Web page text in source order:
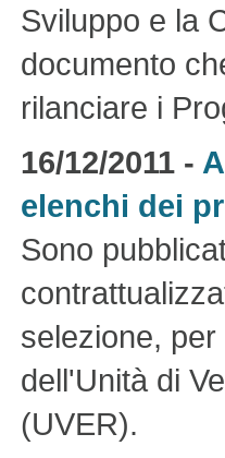
Sviluppo e la
documento
rilanciare i
16/12/2011 -
elenchi dei
Sono
selezione,
dell'Unità di
(UVER).